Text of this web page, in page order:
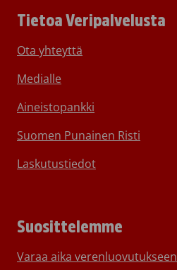
Tietoa Veripalvelusta
Ota yhteyttä
Medialle
Aineistopankki
Suomen Punainen Risti
Laskutustiedot
Suosittelemme
Varaa aika verenluovutukseen